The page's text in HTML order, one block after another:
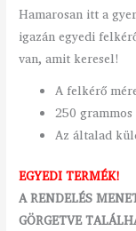
Hamarosan itt a
igazán egyedi
van, amit keresel!
A felkérő
250
Az általad
EGYEDI TERMÉK!
A RENDELÉS
GÖRGETVE